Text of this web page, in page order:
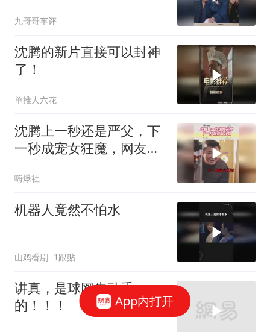
九哥哥车评
沈腾的新片直接可以封神
了！
单推人六花
沈腾上一秒还是严父，下
一秒成宠女狂魔，网友：
嗨爆社
机器人竟然不怕水
山鸡看剧 1跟贴
讲真，是球网先动手
的！！！
App内打开